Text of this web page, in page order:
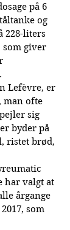
på 6
og
228-liters
som giver
Lefèvre, er
man ofte
sig
byder på
ristet brød,
har valgt at
årgange
som